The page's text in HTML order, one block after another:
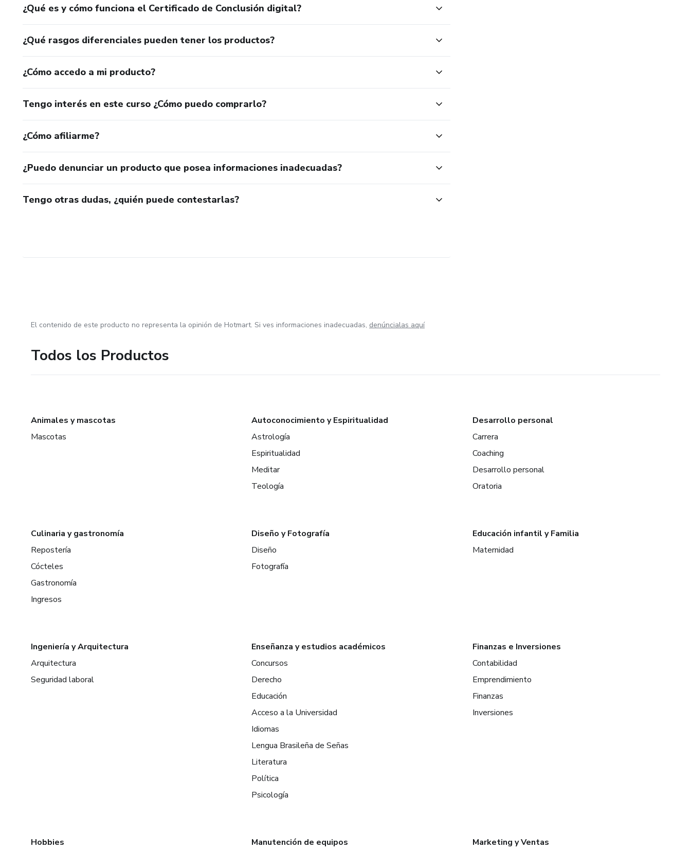
¿Qué es y cómo funciona el Certificado de Conclusión digital?
¿Qué rasgos diferenciales pueden tener los productos?
¿Cómo accedo a mi producto?
Tengo interés en este curso ¿Cómo puedo comprarlo?
¿Cómo afiliarme?
¿Puedo denunciar un producto que posea informaciones inadecuadas?
Tengo otras dudas, ¿quién puede contestarlas?
El contenido de este producto no representa la opinión de Hotmart. Si ves informaciones inadecuadas, denúncialas aquí
Todos los Productos
Animales y mascotas
Mascotas
Autoconocimiento y Espiritualidad
Astrología
Espiritualidad
Meditar
Teología
Desarrollo personal
Carrera
Coaching
Desarrollo personal
Oratoria
Culinaria y gastronomía
Repostería
Cócteles
Gastronomía
Ingresos
Diseño y Fotografía
Diseño
Fotografía
Educación infantil y Familia
Maternidad
Ingeniería y Arquitectura
Arquitectura
Seguridad laboral
Enseñanza y estudios académicos
Concursos
Derecho
Educación
Acceso a la Universidad
Idiomas
Lengua Brasileña de Señas
Literatura
Política
Psicología
Finanzas e Inversiones
Contabilidad
Emprendimiento
Finanzas
Inversiones
Hobbies Manutención de equipos Marketing y Ventas